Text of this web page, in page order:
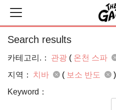
Search results
카테고리.： 관광 ( 온천 스파
지역：
치바 ( 보소 반도
)
Keyword：